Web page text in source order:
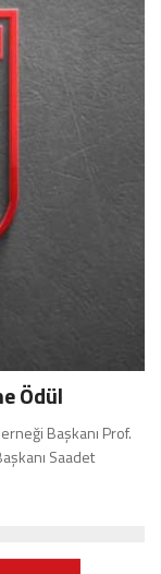
Ödül
Başkanı Prof.
Saadet